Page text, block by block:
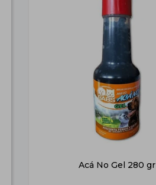
Acá No Gel 280 gr